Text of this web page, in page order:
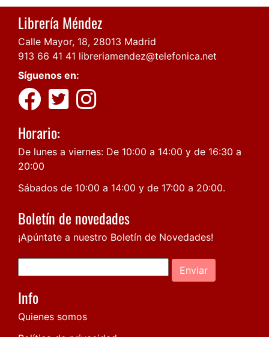
Librería Méndez
Calle Mayor, 18, 28013 Madrid
913 66 41 41 libreriamendez@telefonica.net
Síguenos en:
Horario:
De lunes a viernes: De 10:00 a 14:00 y de 16:30 a
20:00
Sábados de 10:00 a 14:00 y de 17:00 a 20:00.
Boletín de novedades
¡Apúntate a nuestro Boletín de Novedades!
Enviar
Info
Quienes somos